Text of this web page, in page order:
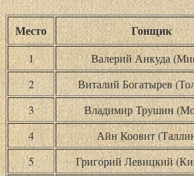
Место Гонщик
1 Валерий Анкуда
2
Виталий Богатырев
3
Владимир Трушин
4
Айн Коовит
5
Григорий Левицкий